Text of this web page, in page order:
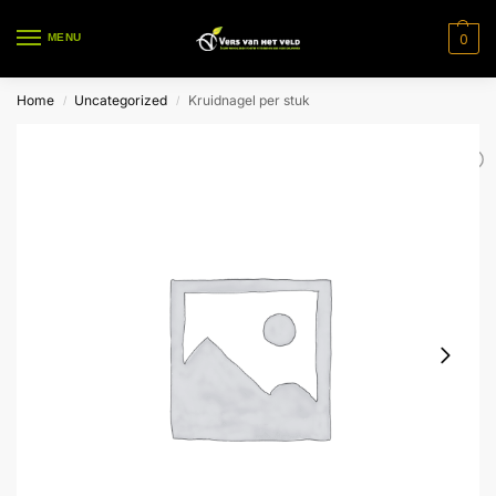
MENU 0
Home / Uncategorized / Kruidnagel per stuk